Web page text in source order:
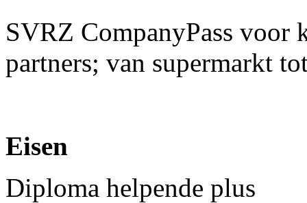
SVRZ CompanyPass voor
partners; van supermarkt
Eisen
Diploma helpende plus